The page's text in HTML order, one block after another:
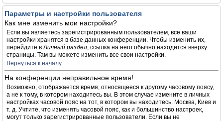
Параметры и настройки пользователя
Как мне изменить мои настройки?
Если вы являетесь зарегистрированным пользователем, все ваши
настройки хранятся в базе данных конференции. Чтобы изменить их,
перейдите вЛичный раздел; ссылка на него обычно находится вверху
страницы. Там вы можете изменить все свои настройки.
Вернуться к началу
На конференции неправильное время!
Возможно, отображается время, относящееся к другому часовому поясу,
а не к тому, в котором находитесь вы. В этом случае измените в личных
настройках часовой пояс на тот, в котором вы находитесь: Москва, Киев и
т. д. Учтите, что изменять часовой пояс, как и большинство настроек,
могут только зарегистрированные пользователи. Если вы не